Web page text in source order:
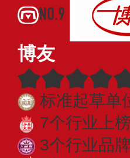
NO.9
博友
标准起草单
7个行业上
3个行业品